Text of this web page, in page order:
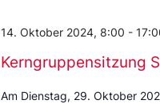
Kerngruppensitzung
14. Oktober 2024, 8:00 -
Am Dienstag, 29. Oktober